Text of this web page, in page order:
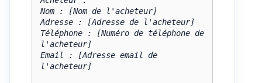
Nom : [Nom de l'acheteur]
Adresse : [Adresse de l'acheteur]
Téléphone : [Numéro de téléphone de
l'acheteur]
Email : [Adresse email de
l'acheteur]